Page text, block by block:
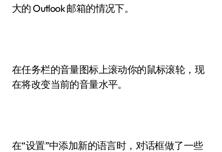
大的 Outlook 邮箱的情况下。
在任务栏的音量图标上滚动你的鼠标滚轮，现
在将改变当前的音量水平。
在“设置”中添加新的语言时，对话框做了一些